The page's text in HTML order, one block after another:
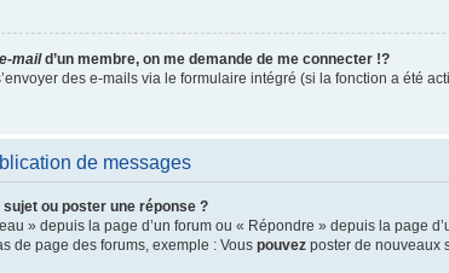
e-maild’un membre, on me demande de me connecter !?
des e-mails via le formulaire intégré (si la fonction a été
de messages
ou poster une réponse ?
» depuis la page d’un forum ou « Répondre » depuis la page
de page des forums, exemple : Vous pouvez poster de nouveaux